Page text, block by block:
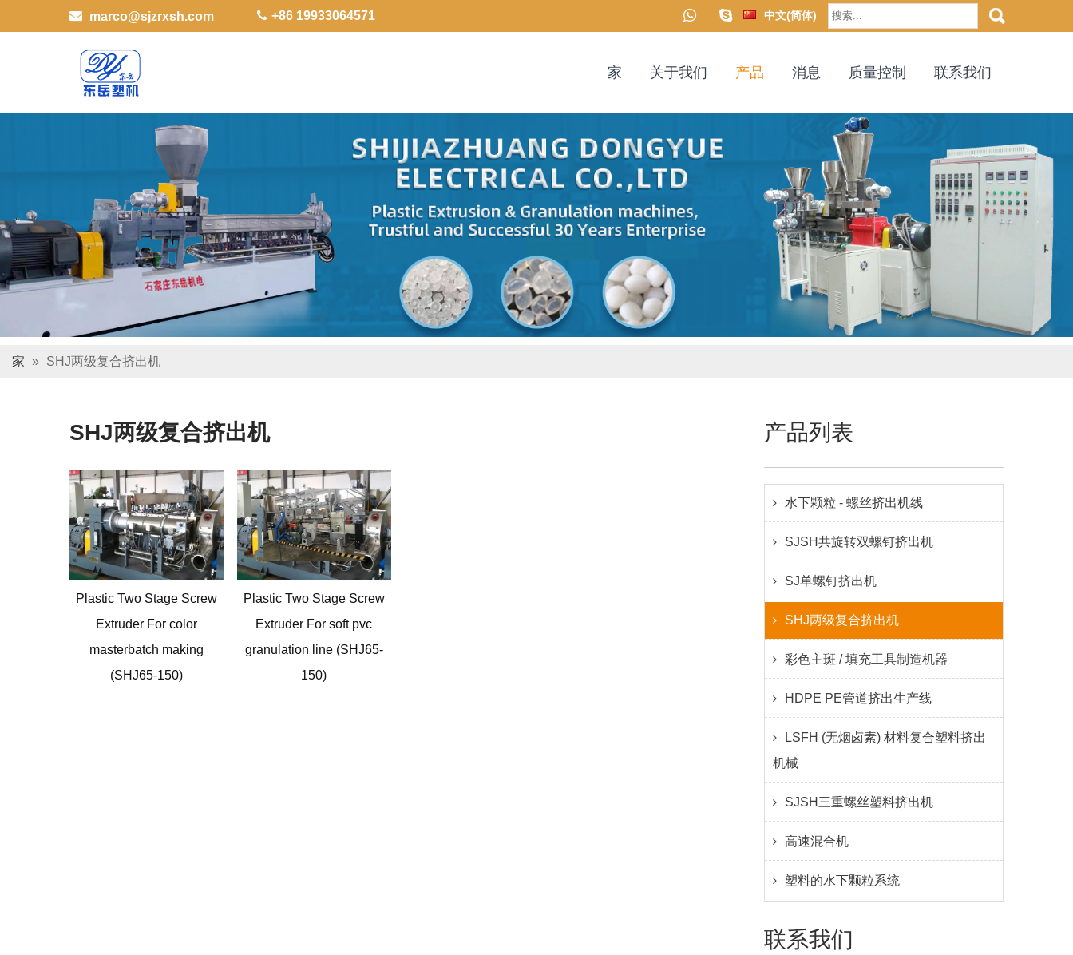
marco@sjzrxsh.com +86 19933064571 中文(简体)
家 关于我们 产品 消息 质量控制 联系我们
家 » SHJ两级复合挤出机
SHJ两级复合挤出机
Plastic Two Stage Screw
Extruder For color
masterbatch making
(SHJ65-150)
Plastic Two Stage Screw
Extruder For soft pvc
granulation line(SHJ65-
150)
产品列表
水下颗粒 - 螺丝挤出机线
SJSH共旋转双螺钉挤出机
SJ单螺钉挤出机
SHJ两级复合挤出机
彩色主斑 / 填充工具制造机器
HDPE PE管道挤出生产线
LSFH (无烟卤素) 材料复合塑料挤出
机械
SJSH三重螺丝塑料挤出机
高速混合机
塑料的水下颗粒系统
联系我们